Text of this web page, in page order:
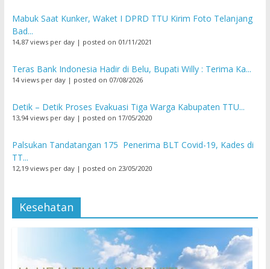
Mabuk Saat Kunker, Waket I DPRD TTU Kirim Foto Telanjang
Bad...
14,87 views per day| posted on 01/11/2021
Teras Bank Indonesia Hadir di Belu, Bupati Willy : Terima Ka...
14 views per day| posted on 07/08/2026
Detik – Detik Proses Evakuasi Tiga Warga Kabupaten TTU...
13,94 views per day| posted on 17/05/2020
Palsukan Tandatangan 175 Penerima BLT Covid-19, Kades di
TT...
12,19 views per day| posted on 23/05/2020
Kesehatan